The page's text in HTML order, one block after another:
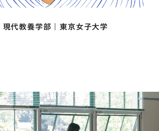
代教養学部 | 東京女子大学